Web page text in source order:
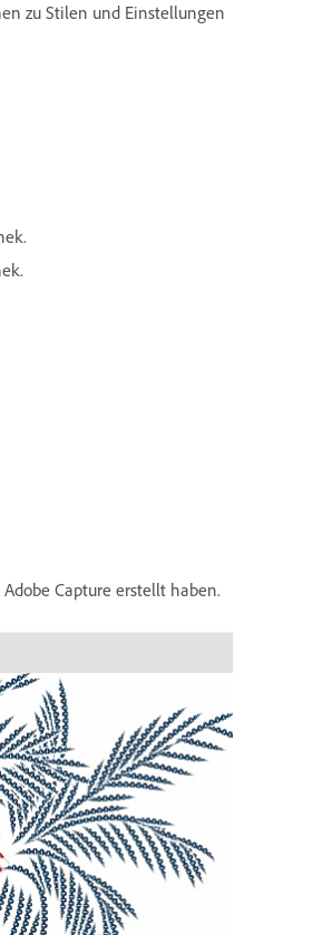
zu Stilen und Einstellungen
Capture erstellt haben.